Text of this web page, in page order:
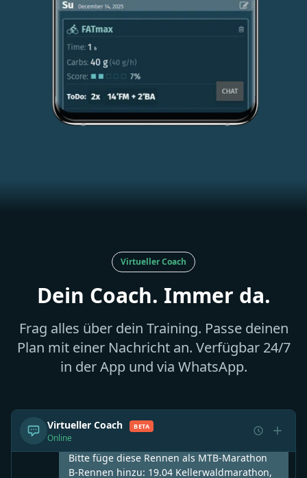
Virtueller Coach
Dein Coach. Immer da.
Frag alles über dein Training. Passe deinen
Plan mit einer Nachricht an. Verfügbar 24/7
in der App und via WhatsApp.
Virtueller Coach BETA
Online
B-Rennen hinzu: 19.04 Kellerwaldmarathon,
24.05 Ardennes Trophy
⚡ add_competition(19.04, Kellerwaldmarathon, B)